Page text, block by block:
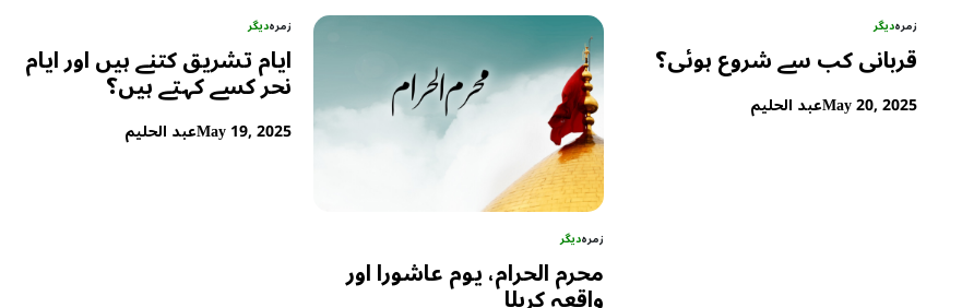
زمرہدیگر
قربانی کب سے شروع ہوئی؟
May 20, 2025عبد الحلیم
زمرہدیگر
محرم الحرام، یوم عاشورا اور
زمرہدیگر
ایام تشریق کتنے ہیں اور ایام
نحر کسے کہتے ہیں؟
May 19, 2025عبد الحلیم